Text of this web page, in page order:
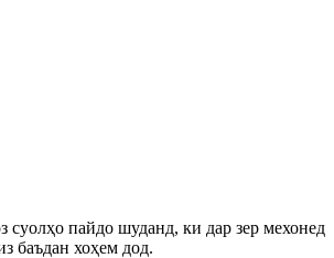
суолҳо пайдо шуданд, ки дар зер мехонед
баъдан хоҳем дод.